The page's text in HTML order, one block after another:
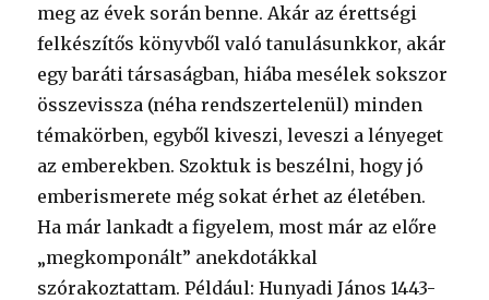
meg az évek során benne. Akár az érettségi
felkészítős könyvből való tanulásunkkor, akár
egy baráti társaságban, hiába mesélek sokszor
összevissza (néha rendszertelenül) minden
témakörben, egyből kiveszi, leveszi a lényeget
az emberekben. Szoktuk is beszélni, hogy jó
emberismerete még sokat érhet az életében.
Ha már lankadt a figyelem, most már az előre
„megkomponált” anekdotákkal
szórakoztattam. Például: Hunyadi János 1443-